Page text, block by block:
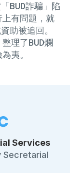
BUD詐騙」陷
有問題，就
助被追回。
理了BUD爛
夷。
Services
Secretarial